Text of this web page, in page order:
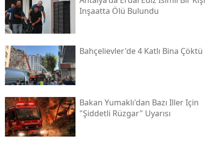
Inşaatta Ölü Bulundu
Bahçelievler'de 4 Katlı Bina Çöktü
Bakan Yumaklı'dan Bazı Iller Için
"şiddetli Rüzgar" Uyarısı